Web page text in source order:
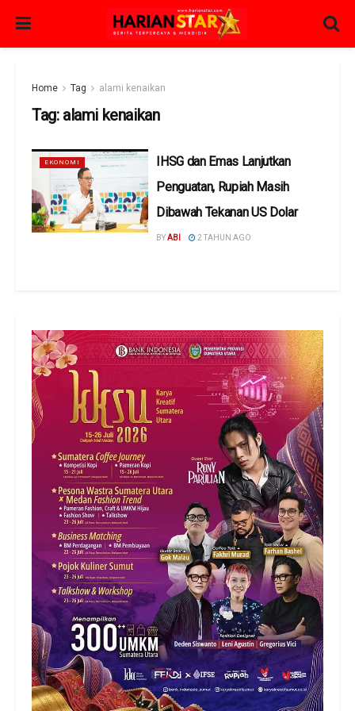
Home Tag alami kenaikan
Tag: alami kenaikan
EKONOMI
IHSG dan Emas Lanjutkan
Penguatan, Rupiah Masih
Dibawah Tekanan US Dolar
BYABI 2 TAHUN AGO